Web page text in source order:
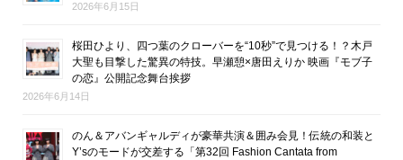
2026年6月15日
桜田ひより、四つ葉のクローバーを“10秒”で見つける！？木戸
大聖も目撃した驚異の特技。早瀬憩×唐田えりか 映画『モブ子
の恋』公開記念舞台挨拶
2026年6月14日
のん＆アバンギャルディが豪華共演＆囲み会見！伝統の和装と
Y’sのモードが交差する「第32回 Fashion Cantata from